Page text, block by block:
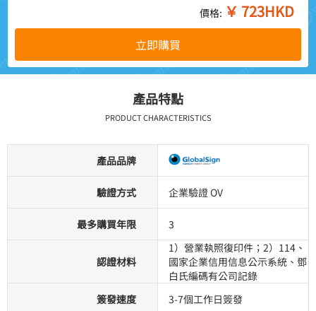
價格: ￥ 723HKD
立即購買
產品特點
PRODUCT CHARACTERISTICS
產品品牌
驗證方式 企業驗證 OV
最多購買年限 3
認證材料
1）營業執照復印件；2）114、
國家企業信用信息公示系統、鄧
白氏編碼有公司記錄
簽發速度
3-7個工作日簽發